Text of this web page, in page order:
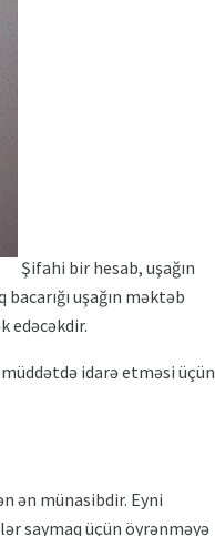
Şifahi bir hesab, uşağın
uşağın məktəb
edəcəkdir.
müddətdə idarə etməsi üçün
ən münasibdir. Eyni
saymaq üçün öyrənməyə